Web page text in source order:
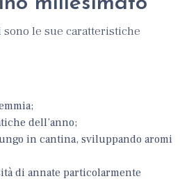
le sue caratteristiche
dell’anno;
in cantina, sviluppando aromi
di annate particolarmente